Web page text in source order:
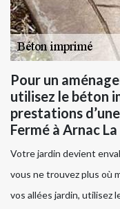
Pour un
utilisez le béton
prestations
Fermé à Arnac
Votre jardin devient
vous ne trouvez plus où
vos allées jardin, utilisez